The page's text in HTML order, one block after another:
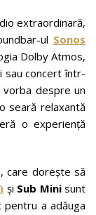
extraordinară,
ul Sonos
Dolby Atmos,
sau concert într-
despre un
seară relaxantă
o experiență
care dorește să
și Sub Minisunt
a adăuga